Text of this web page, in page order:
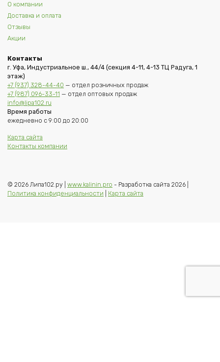
О компании
Доставка и оплата
Отзывы
Акции
Контакты
г. Уфа, Индустриальное ш., 44/4 (секция 4-11, 4-13 ТЦ Радуга, 1
этаж)
+7 (937) 328-44-40 — отдел розничных продаж
+7 (987) 096-33-11 — отдел оптовых продаж
info@lipa102.ru
Время работы
ежедневно с 9:00 до 20:00
Карта сайта
Контакты компании
© 2026 Липа102.ру | www.kalinin.pro - Разработка сайта 2026 |
Политика конфиденциальности
Карта сайта